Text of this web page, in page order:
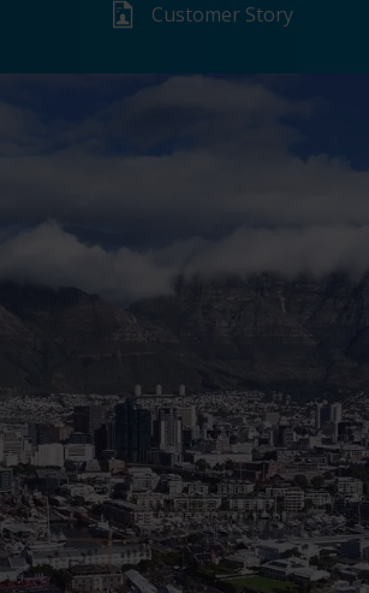
Customer Story